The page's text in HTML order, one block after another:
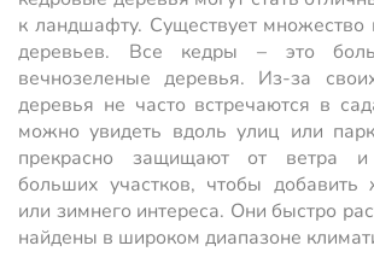
к ландшафту. Существует множество
деревьев. Все кедры – это
вечнозеленые деревья. Из-за
деревья не часто встречаются в
можно увидеть вдоль улиц или
прекрасно защищают от ветра
больших участков, чтобы добавить
или зимнего интереса. Они быстро
найдены в широком диапазоне